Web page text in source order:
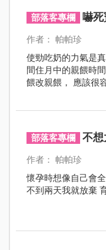
部落客專欄 嚇死
作者： 帕帕珍
使勁吃奶的力氣是
間住月中的親餵時
餵改親餵， 應該很容易吧吧
部落客專欄
不想
作者： 帕帕珍
懷孕時想像自己會
不到兩天我就放棄